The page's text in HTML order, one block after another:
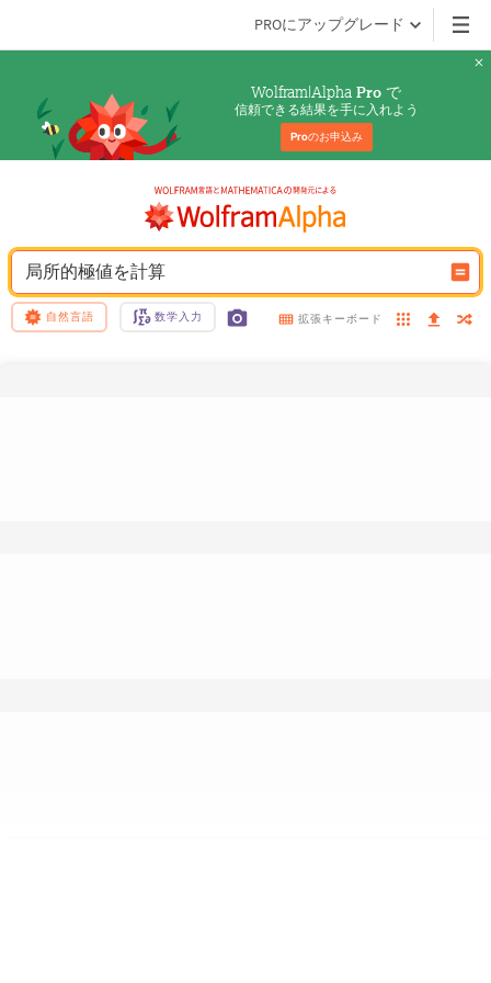
PROにアップグレード
Wolfram|Alpha Pro で
信頼できる結果を手に入れよう
Proのお申込み
局所的極値を計算
自然言語 数学入力 拡張キーボード